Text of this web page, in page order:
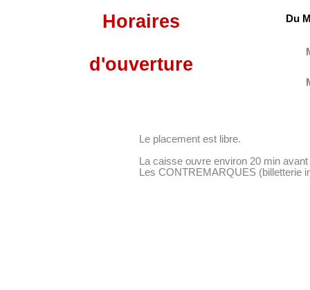
Horaires
d'ouverture
Du
Le placement est libre.
La caisse ouvre environ 20 min
Les CONTREMARQUES (billetterie